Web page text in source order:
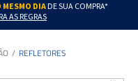
MESMO DIADE SUA COMPRA*
AS REGRAS
REFLETORES